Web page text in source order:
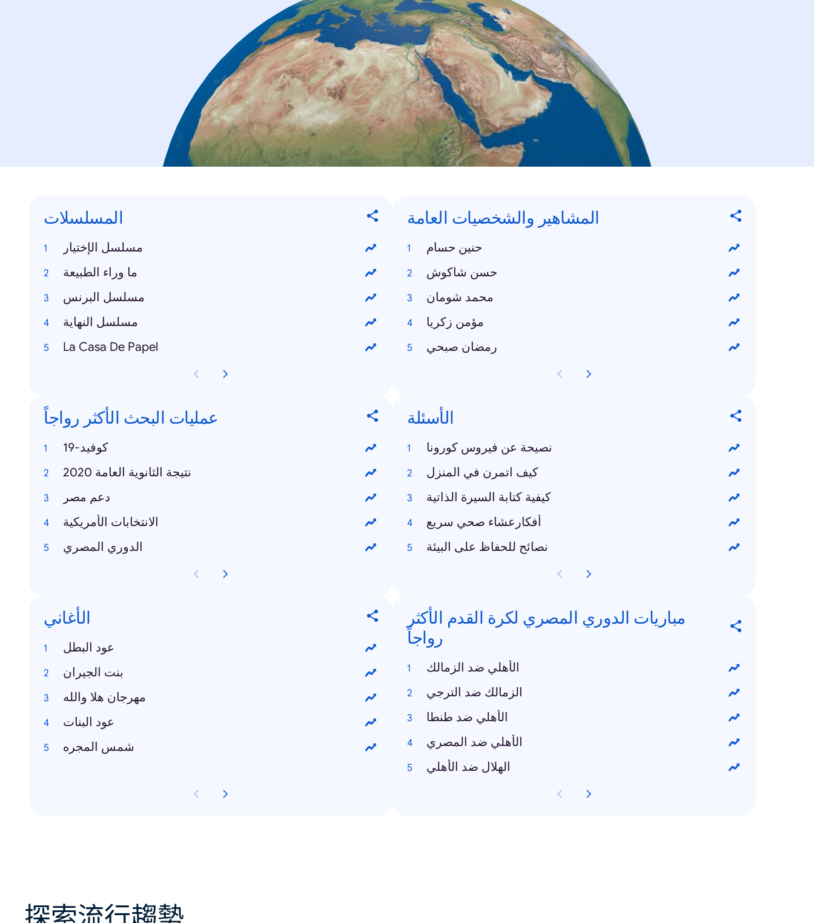
المسلسلات
مسلسل الإختيار
ما وراء الطبيعة
مسلسل البرنس
مسلسل النهاية
La Casa De Papel
المشاهير والشخصيات العامة
حنين حسام
حسن شاكوش
محمد شومان
مؤمن زكريا
رمضان صبحي
عمليات البحث الأكثر رواجاً
كوفيد-19
نتيجة الثانوية العامة 2020
دعم مصر
الانتخابات الأمريكية
الدوري المصري
الأسئلة
نصيحة عن فيروس كورونا
كيف اتمرن في المنزل
كيفية كتابة السيرة الذاتية
أفكارعشاء صحي سريع
نصائح للحفاظ على البيئة
الأغاني
عود البطل
بنت الجيران
مهرجان هلا والله
عود البنات
شمس المجره
مباريات الدوري المصري لكرة القدم الأكثر
رواجاً
الأهلي ضد الزمالك
الزمالك ضد الترجي
الأهلي ضد طنطا
الأهلي ضد المصري
الهلال ضد الأهلي